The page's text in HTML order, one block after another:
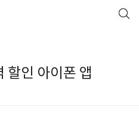
할인 아이폰 앱